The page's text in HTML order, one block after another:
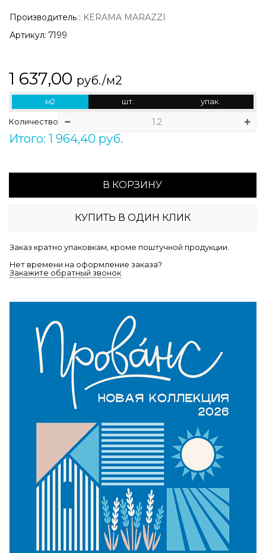
Производитель : KERAMA MARAZZI
Артикул: 7199
1 637,00 руб./м2
м2 шт. упак.
Количество
Итого: 1 964,40 руб.
В КОРЗИНУ
КУПИТЬ В ОДИН КЛИК
Заказ кратно упаковкам, кроме поштучной продукции.
Нет времени на оформление заказа?
Закажите обратный звонок